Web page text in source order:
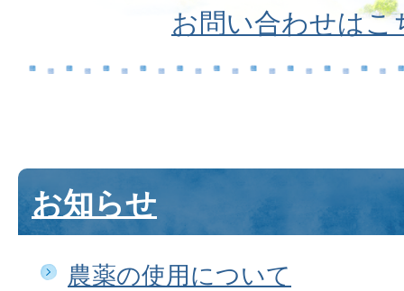
お問い合わせはこ
お知らせ
農薬の使用について